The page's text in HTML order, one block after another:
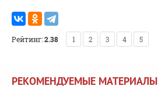
Рейтинг:2.38 1 2 3 4 5
РЕКОМЕНДУЕМЫЕ МАТЕРИАЛЫ